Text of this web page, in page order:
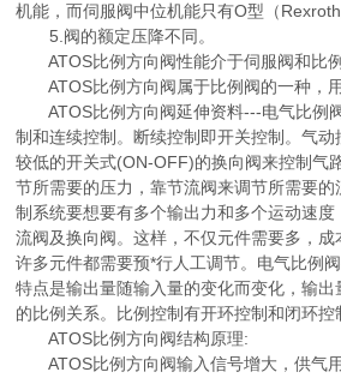
机能，而伺服阀中位机能只有O型（Rexroth
5.阀的额定压降不同。
ATOS比例方向阀性能介于伺服阀和比例
ATOS比例方向阀属于比例阀的一种，用
ATOS比例方向阀延伸资料---电气比例
制和连续控制。断续控制即开关控制。气
较低的开关式(ON-OFF)的换向阀来控制气
节所需要的压力，靠节流阀来调节所需要
制系统要想要有多个输出力和多个运动速
流阀及换向阀。这样，不仅元件需要多，成
许多元件都需要预*行人工调节。电气比例
特点是输出量随输入量的变化而变化，输
的比例关系。比例控制有开环控制和闭环控
ATOS比例方向阀结构原理:
ATOS比例方向阀输入信号增大，供气用